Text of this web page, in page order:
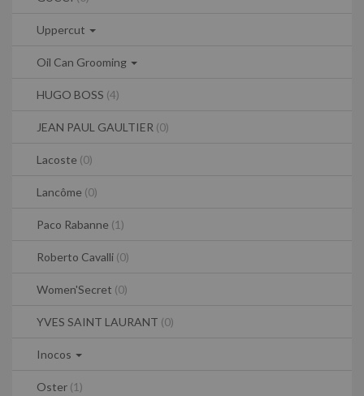
Uppercut
Oil Can Grooming
HUGO BOSS (4)
JEAN PAUL GAULTIER (0)
Lacoste (0)
Lancôme (0)
Paco Rabanne (1)
Roberto Cavalli (0)
Women'Secret (0)
YVES SAINT LAURANT (0)
Inocos
Oster (1)